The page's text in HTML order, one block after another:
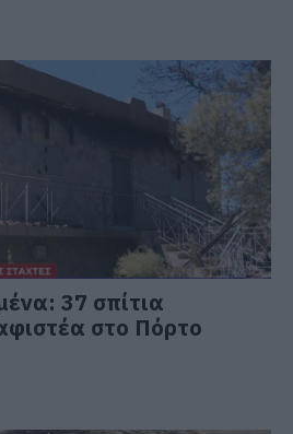
37 σπίτια
στο Πόρτο